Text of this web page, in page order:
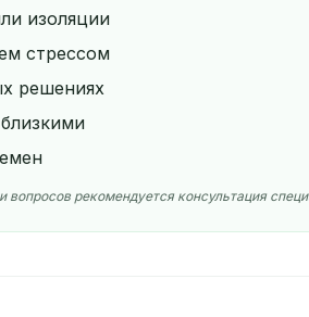
изоляции
стрессом
решениях
вопросов рекомендуется консультация